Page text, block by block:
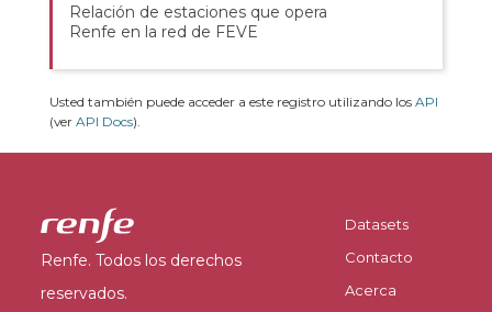
Relación de estaciones que opera
Renfe en la red de FEVE
Usted también puede acceder a este registro utilizando los API
(ver API Docs).
Renfe. Todos los derechos
reservados.
Datasets
Contacto
Acerca